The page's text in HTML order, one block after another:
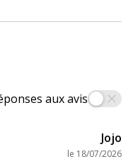
aux avis
Jojo
le 18/07/2026